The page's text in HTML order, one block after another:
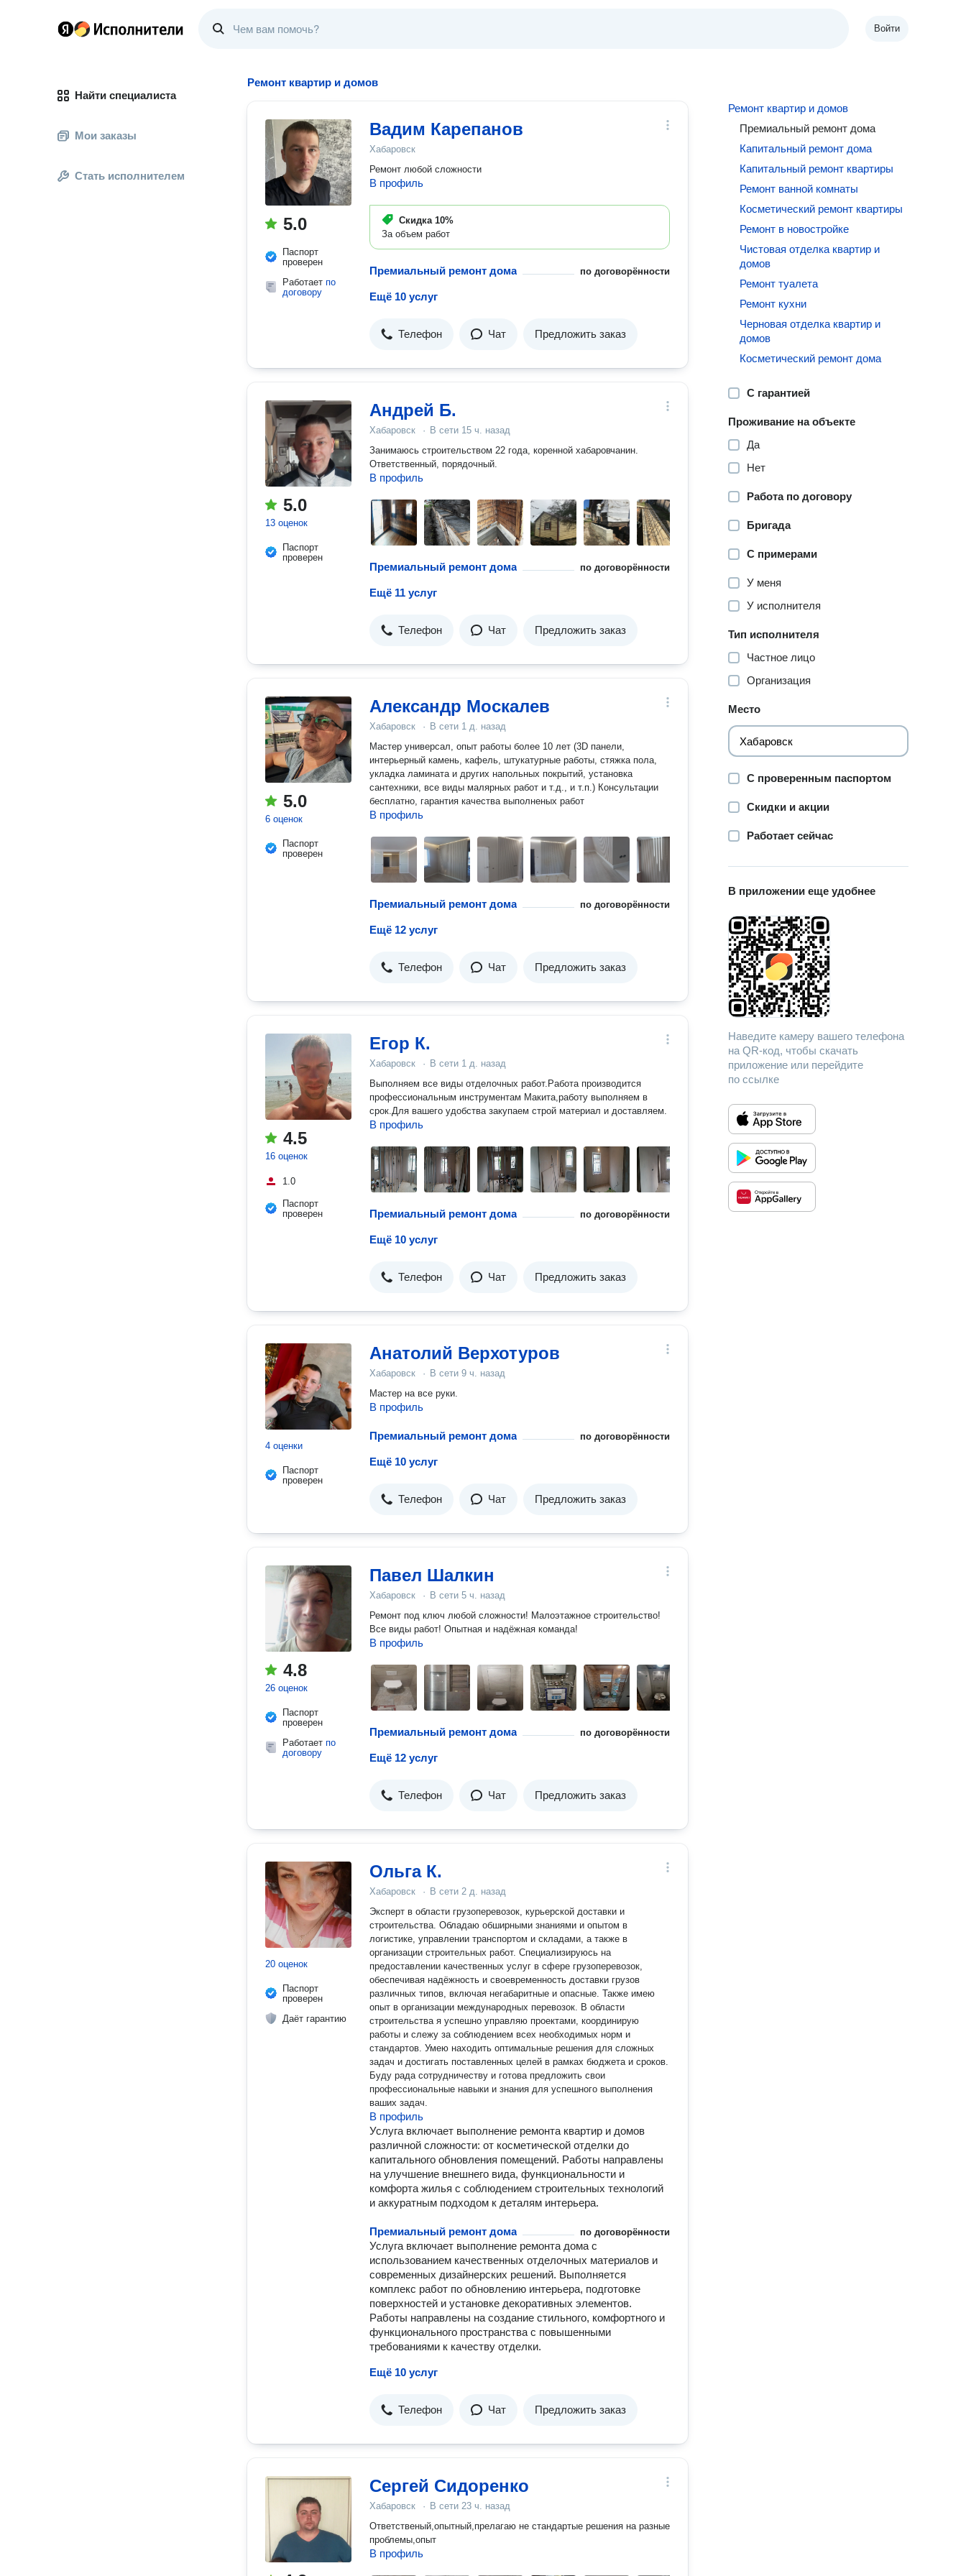
Войти
Найти специалиста
Мои заказы
Стать исполнителем
Ремонт квартир и домов
5.0
Паспорт
проверен
Работает по
договору
Вадим Карепанов
Хабаровск
Ремонт любой сложности
В профиль
Скидка 10%
За объем работ
Премиальный ремонт дома по договорённости
Ещё 10 услуг
Телефон Чат Предложить заказ
5.0
13 оценок
Паспорт
проверен
Андрей Б.
Хабаровск · В сети 15 ч. назад
Занимаюсь строительством 22 года, коренной хабаровчанин.
Ответственный, порядочный.
В профиль
Премиальный ремонт дома по договорённости
Ещё 11 услуг
Телефон Чат Предложить заказ
5.0
6 оценок
Паспорт
проверен
Александр Москалев
Хабаровск · В сети 1 д. назад
Мастер универсал, опыт работы более 10 лет (3D панели,
интерьерный камень, кафель, штукатурные работы, стяжка пола,
укладка ламината и других напольных покрытий, установка
сантехники, все виды малярных работ и т.д., и т.п.) Консультации
бесплатно, гарантия качества выполненых работ
В профиль
Премиальный ремонт дома по договорённости
Ещё 12 услуг
Телефон Чат Предложить заказ
4.5
16 оценок
1.0
Паспорт
проверен
Егор К.
Хабаровск · В сети 1 д. назад
Выполняем все виды отделочных работ.Работа производится
профессиональным инструментам Макита,работу выполняем в
срок.Для вашего удобства закупаем строй материал и доставляем.
В профиль
Премиальный ремонт дома по договорённости
Ещё 10 услуг
Телефон Чат Предложить заказ
4 оценки
Паспорт
проверен
Анатолий Верхотуров
Хабаровск · В сети 9 ч. назад
Мастер на все руки.
В профиль
Премиальный ремонт дома по договорённости
Ещё 10 услуг
Телефон Чат Предложить заказ
4.8
26 оценок
Паспорт
проверен
Работает по
договору
Павел Шалкин
Хабаровск · В сети 5 ч. назад
Ремонт под ключ любой сложности! Малоэтажное строительство!
Все виды работ! Опытная и надёжная команда!
В профиль
Премиальный ремонт дома по договорённости
Ещё 12 услуг
Телефон Чат Предложить заказ
20 оценок
Паспорт
проверен
Даёт гарантию
Ольга К.
Хабаровск · В сети 2 д. назад
Эксперт в области грузоперевозок, курьерской доставки и
строительства. Обладаю обширными знаниями и опытом в
логистике, управлении транспортом и складами, а также в
организации строительных работ. Специализируюсь на
предоставлении качественных услуг в сфере грузоперевозок,
обеспечивая надёжность и своевременность доставки грузов
различных типов, включая негабаритные и опасные. Также имею
опыт в организации международных перевозок. В области
строительства я успешно управляю проектами, координирую
работы и слежу за соблюдением всех необходимых норм и
стандартов. Умею находить оптимальные решения для сложных
задач и достигать поставленных целей в рамках бюджета и сроков.
Буду рада сотрудничеству и готова предложить свои
профессиональные навыки и знания для успешного выполнения
ваших задач.
В профиль
Услуга включает выполнение ремонта квартир и домов
различной сложности: от косметической отделки до
капитального обновления помещений. Работы направлены
на улучшение внешнего вида, функциональности и
комфорта жилья с соблюдением строительных технологий
и аккуратным подходом к деталям интерьера.
Премиальный ремонт дома по договорённости
Услуга включает выполнение ремонта дома с
использованием качественных отделочных материалов и
современных дизайнерских решений. Выполняется
комплекс работ по обновлению интерьера, подготовке
поверхностей и установке декоративных элементов.
Работы направлены на создание стильного, комфортного и
функционального пространства с повышенными
требованиями к качеству отделки.
Ещё 10 услуг
Телефон Чат Предложить заказ
Сергей Сидоренко
Хабаровск · В сети 23 ч. назад
Ответственый,опытный,прелагаю не стандартые решения на разные
проблемы,опыт
В профиль
Ремонт квартир и домов
Премиальный ремонт дома
Капитальный ремонт дома
Капитальный ремонт квартиры
Ремонт ванной комнаты
Косметический ремонт квартиры
Ремонт в новостройке
Чистовая отделка квартир и
домов
Ремонт туалета
Ремонт кухни
Черновая отделка квартир и
домов
Косметический ремонт дома
С гарантией
Проживание на объекте
Да
Нет
Работа по договору
Бригада
С примерами
У меня
У исполнителя
Тип исполнителя
Частное лицо
Организация
Место
С проверенным паспортом
Скидки и акции
Работает сейчас
В приложении еще удобнее
Наведите камеру вашего телефона
на QR-код, чтобы скачать
приложение или перейдите
по ссылке